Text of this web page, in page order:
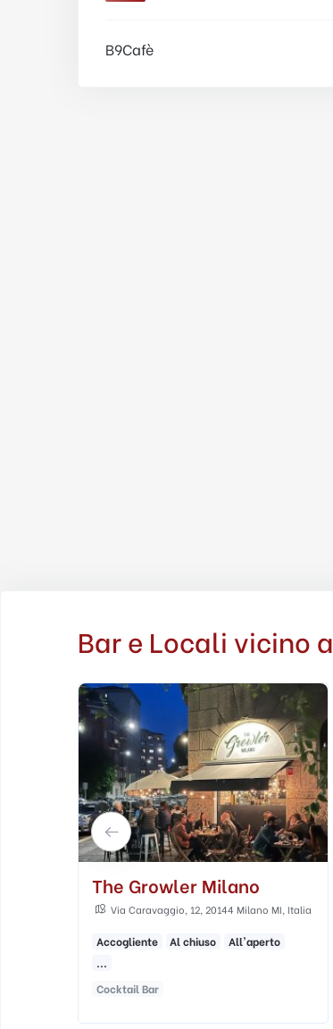
B9Cafè
Bar e Locali vicino a
Tannico Wine Bar
Via Savona, 17, 20144 Milano, Milano MI,
Enoteca